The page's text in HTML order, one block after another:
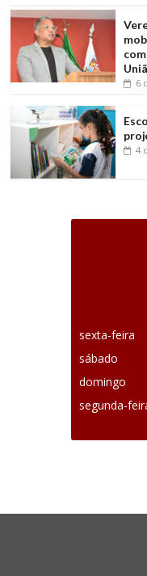
6
4
sexta-feira
sábado
domingo
segunda-